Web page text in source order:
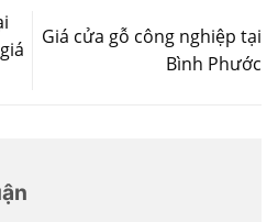
Giá cửa gỗ công nghiệp tại
Bình Phước